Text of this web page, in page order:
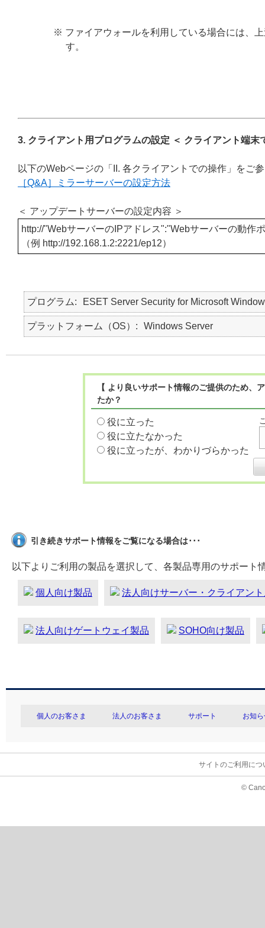
※ ファイアウォールを利用している場合には、
す。
3. クライアント用プログラムの設定 ＜ クライアント端末
以下のWebページの「II. 各クライアントでの操作」をご
［Q&A］ミラーサーバーの設定方法
＜ アップデートサーバーの設定内容 ＞
http://"WebサーバーのIPアドレス":"Webサーバーの動作
（例 http://192.168.1.2:2221/ep12）
プログラム ESET Server Security for Microsoft
プラットフォーム（OS） Windows Server
【 より良いサポート情報のご提供のため
たか？
役に立った
役に立たなかった
役に立ったが、わかりづらかった
引き続きサポート情報をご覧になる場合は･･･
以下よりご利用の製品を選択して、各製品専用のサポート
個人向け製品 法人向けサーバー・クライアン
法人向けゲートウェイ製品 SOHO向け製品
個人のお客さま 法人のお客さま サポート お知
サイトのご利用につ
©